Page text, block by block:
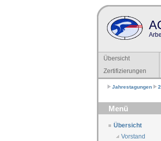
Übersicht
Zertifizierungen
Jahrestagungen
Menü
Übersicht
Vorstand